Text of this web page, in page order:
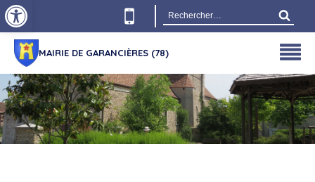
Rechercher :
MAIRIE DE GARANCIÈRES (78)